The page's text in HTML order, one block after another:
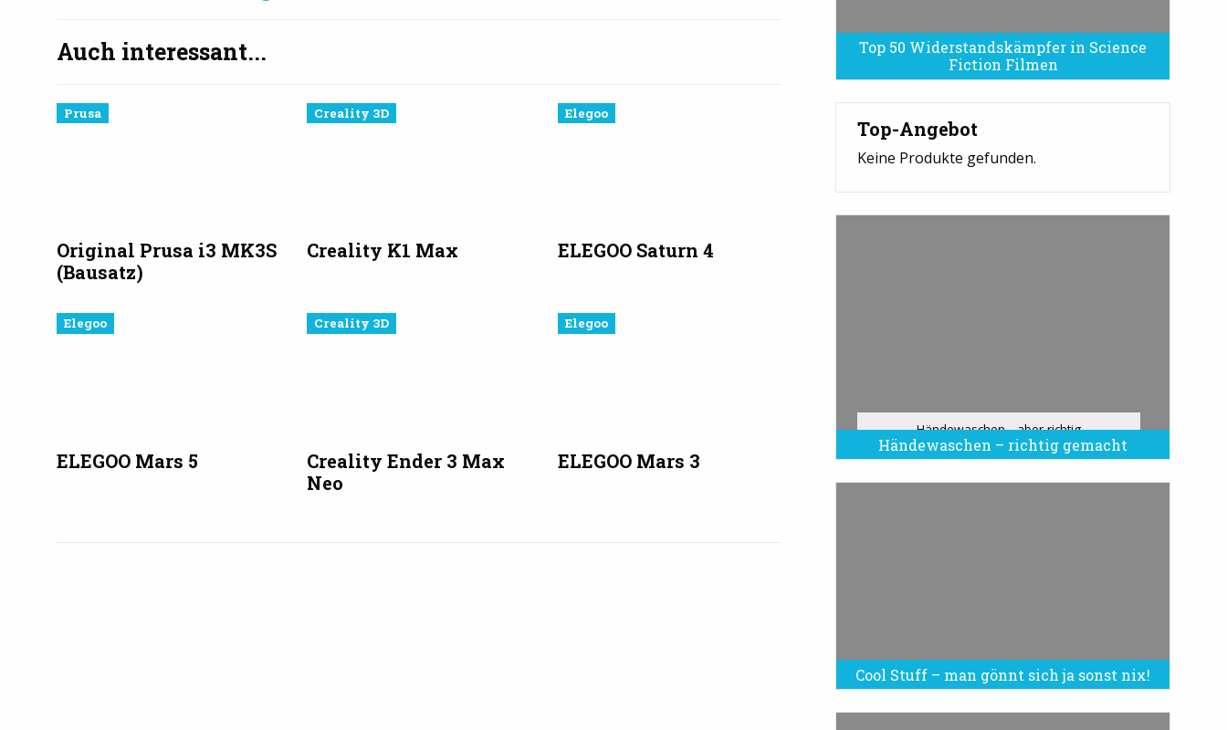
Auch interessant...
Prusa
Original Prusa i3 MK3S
(Bausatz)
Creality 3D
Creality K1 Max
Elegoo
ELEGOO Saturn 4
Elegoo
ELEGOO Mars 5
Creality 3D
Creality Ender 3 Max
Neo
Elegoo
ELEGOO Mars 3
Top 50 Widerstandskämpfer in Science
Fiction Filmen
Top-Angebot
Keine Produkte gefunden.
Händewaschen – richtig gemacht
Händewaschen - aber richtig
Cool Stuff – man gönnt sich ja sonst nix!